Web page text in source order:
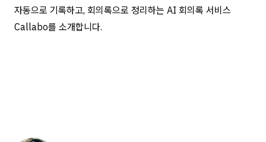
자동으로 기록하고, 회의록으로 정리하는 AI 회의록 서비스
Callabo를 소개합니다.